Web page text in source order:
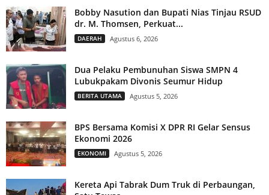
Bobby Nasution dan Bupati Nias Tinjau RSUD
dr. M. Thomsen, Perkuat...
DAERAH Agustus 6, 2026
Dua Pelaku Pembunuhan Siswa SMPN 4
Lubukpakam Divonis Seumur Hidup
BERITA UTAMA Agustus 5, 2026
BPS Bersama Komisi X DPR RI Gelar Sensus
Ekonomi 2026
EKONOMI Agustus 5, 2026
Kereta Api Tabrak Dum Truk di Perbaungan,